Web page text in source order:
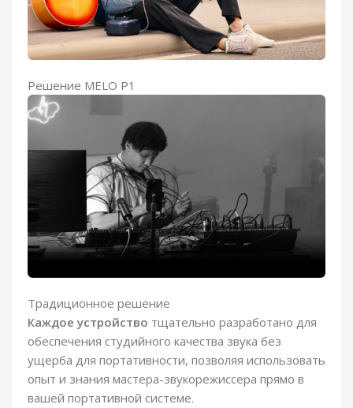
Решение MELO P1
Традиционное решение
Каждое устройство тщательно разработано для
обеспечения студийного качества звука без
ущерба для портативности, позволяя использовать
опыт и знания мастера-звукорежиссера прямо в
вашей портативной системе.